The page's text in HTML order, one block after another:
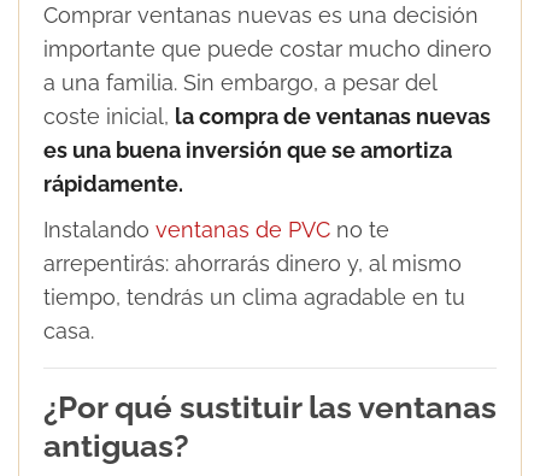
Comprar ventanas nuevas es una decisión
importante que puede costar mucho dinero
a una familia. Sin embargo, a pesar del
coste inicial, la compra de ventanas nuevas
es una buena inversión que se amortiza
rápidamente.
Instalando ventanas de PVC no te
arrepentirás: ahorrarás dinero y, al mismo
tiempo, tendrás un clima agradable en tu
casa.
¿Por qué sustituir las ventanas
antiguas?